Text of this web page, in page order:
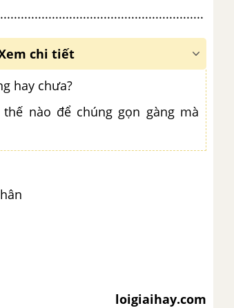
chi tiết
hay chưa?
nào để chúng gọn gàng mà
loigiaihay.com